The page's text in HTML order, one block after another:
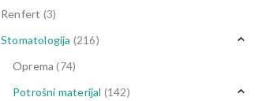
Renfert (3)
Stomatologija (216)
Oprema (74)
Potrošni materijal (142)